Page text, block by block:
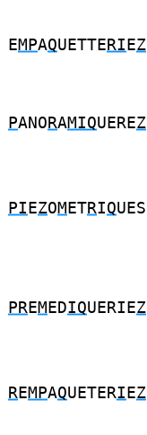
EMPAQUETTE RI EZ
PANO RAMIQUEREZ
PI EZOM ETRIQUES
PREM EDIQUERIEZ
REMPAQUETERI EZ